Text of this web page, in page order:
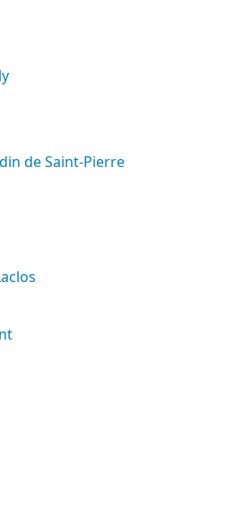
de Saint-Pierre